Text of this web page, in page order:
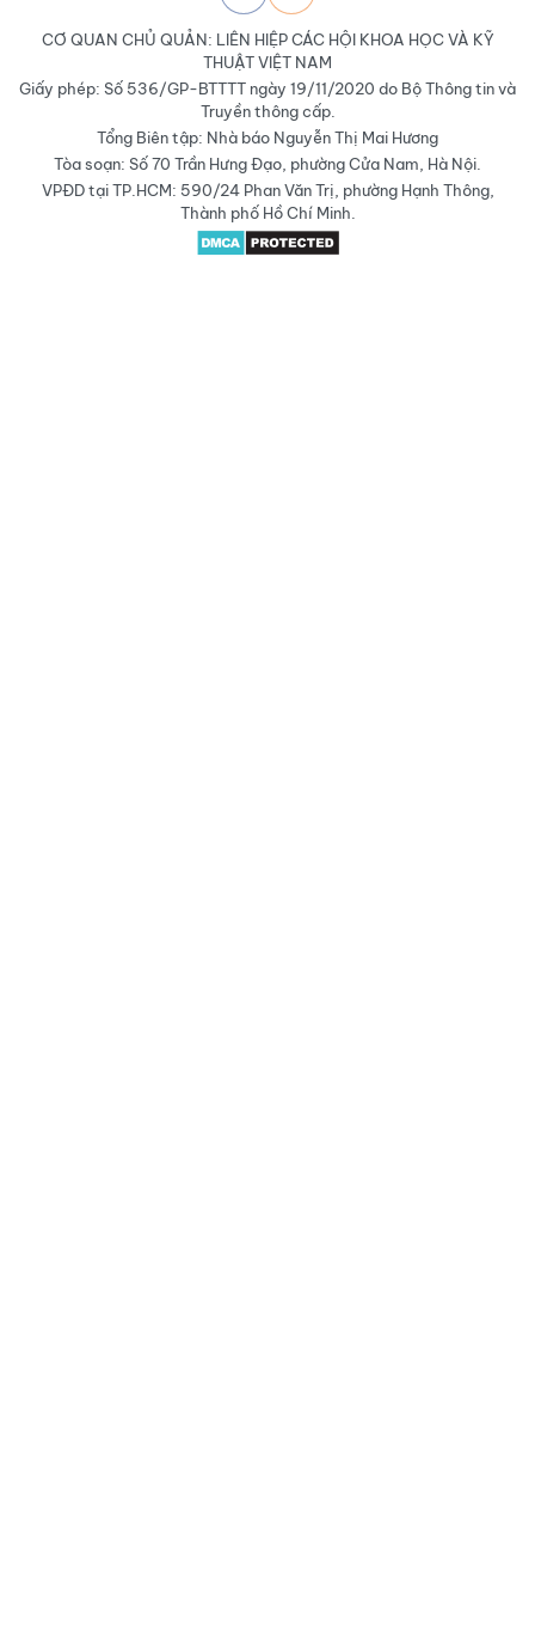
CƠ QUAN CHỦ QUẢN: LIÊN HIỆP CÁC HỘI KHOA HỌC VÀ KỸ
THUẬT VIỆT NAM
Giấy phép: Số 536/GP-BTTTT ngày 19/11/2020 do Bộ Thông tin và
Truyền thông cấp.
Tổng Biên tập: Nhà báo Nguyễn Thị Mai Hương
Tòa soạn: Số 70 Trần Hưng Đạo, phường Cửa Nam, Hà Nội.
VPĐD tại TP.HCM: 590/24 Phan Văn Trị, phường Hạnh Thông,
Thành phố Hồ Chí Minh.